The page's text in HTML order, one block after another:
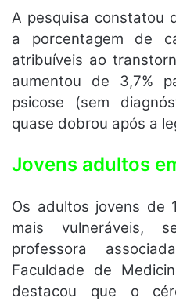
A pesquisa constatou
a porcentagem de
atribuíveis ao
aumentou de 3,7%
psicose (sem
quase dobrou após a
Jovens adultos
Os adultos jovens de
mais vulneráveis,
professora
Faculdade de
destacou que o